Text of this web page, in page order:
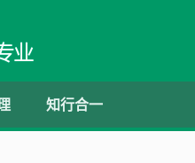
业
知行合一